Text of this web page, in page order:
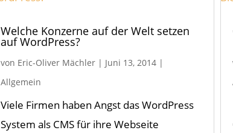
Welche Konzerne auf der Welt setzen
auf WordPress?
von Eric-Oliver Mächler| Juni 13, 2014|
Allgemein
Viele Firmen haben Angst das WordPress
System als CMS für ihre Webseite